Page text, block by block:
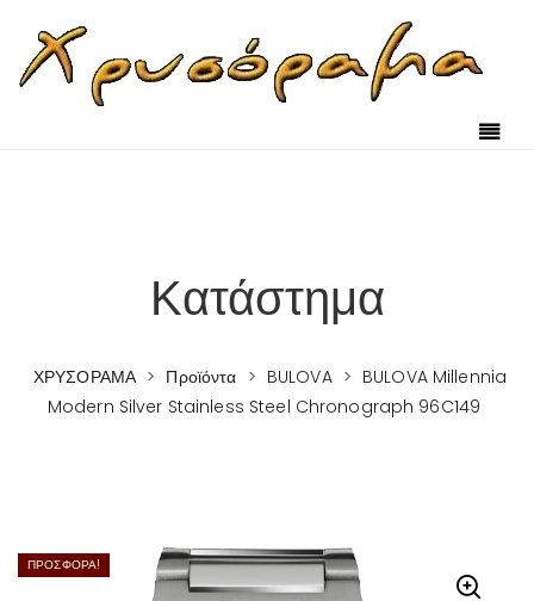
Κατάστημα
ΧΡΥΣΟΡΑΜΑ > Προϊόντα > BULOVA > BULOVA Millennia
Modern Silver Stainless Steel Chronograph 96C149
ΠΡΟΣΦΟΡΆ!